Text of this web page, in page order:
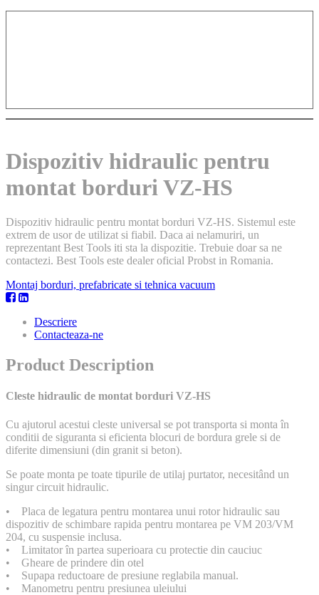
Dispozitiv hidraulic pentru
montat borduri VZ-HS
Dispozitiv hidraulic pentru montat borduri VZ-HS. Sistemul este
extrem de usor de utilizat si fiabil. Daca ai nelamuriri, un
reprezentant Best Tools iti sta la dispozitie. Trebuie doar sa ne
contactezi. Best Tools este dealer oficial Probst in Romania.
Montaj borduri, prefabricate si tehnica vacuum
Descriere
Contacteaza-ne
Product Description
Cleste hidraulic de montat borduri VZ-HS
Cu ajutorul acestui cleste universal se pot transporta si monta în
conditii de siguranta si eficienta blocuri de bordura grele si de
diferite dimensiuni (din granit si beton).
Se poate monta pe toate tipurile de utilaj purtator, necesitând un
singur circuit hidraulic.
• Placa de legatura pentru montarea unui rotor hidraulic sau
dispozitiv de schimbare rapida pentru montarea pe VM 203/VM
204, cu suspensie inclusa.
• Limitator în partea superioara cu protectie din cauciuc
• Gheare de prindere din otel
• Supapa reductoare de presiune reglabila manual.
• Manometru pentru presiunea uleiului